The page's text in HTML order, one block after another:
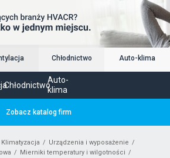
Chłodnictwo Auto-klima
Chłodnictwo
Auto-
klima
Zobacz katalog firm
Klimatyzacja
Urządzenia i wyposażenie
Mierniki temperatury i wilgotności